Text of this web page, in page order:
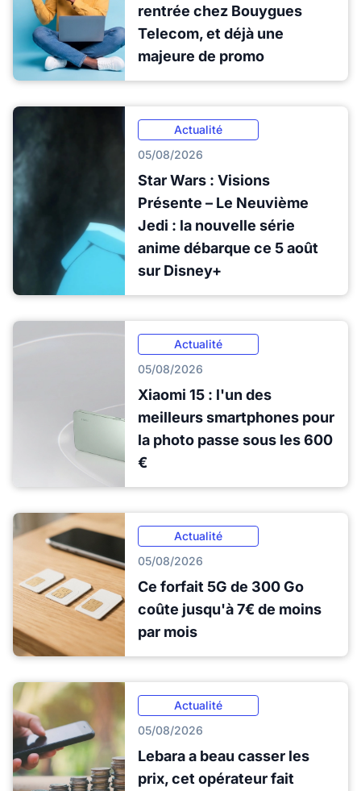
rentrée chez Bouygues
Telecom, et déjà une
majeure de promo
Actualité
05/08/2026
Star Wars : Visions
Présente – Le Neuvième
Jedi : la nouvelle série
anime débarque ce 5 août
sur Disney+
Actualité
05/08/2026
Xiaomi 15 : l'un des
meilleurs smartphones pour
la photo passe sous les 600
€
Actualité
05/08/2026
Ce forfait 5G de 300 Go
coûte jusqu'à 7€ de moins
par mois
Actualité
05/08/2026
Lebara a beau casser les
prix, cet opérateur fait